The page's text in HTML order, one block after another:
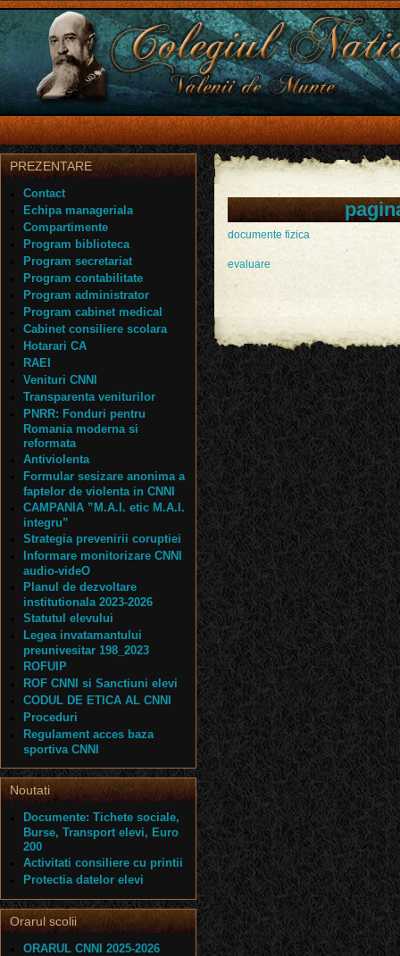
documente fizica
evaluare
PREZENTARE
Contact
Echipa manageriala
Compartimente
Program biblioteca
Program secretariat
Program contabilitate
Program administrator
Program cabinet medical
Cabinet consiliere scolara
Hotarari CA
RAEI
Venituri CNNI
Transparenta veniturilor
PNRR: Fonduri pentru
Romania moderna si
reformata
Antiviolenta
Formular sesizare anonima a
faptelor de violenta in CNNI
CAMPANIA ”M.A.I. etic M.A.I.
integru”
Strategia prevenirii coruptiei
Informare monitorizare CNNI
audio-videO
Planul de dezvoltare
institutionala 2023-2026
Statutul elevului
Legea invatamantului
preunivesitar 198_2023
ROFUIP
ROF CNNI si Sanctiuni elevi
CODUL DE ETICA AL CNNI
Proceduri
Regulament acces baza
sportiva CNNI
Noutati
Documente: Tichete sociale,
Burse, Transport elevi, Euro
200
Activitati consiliere cu printii
Protectia datelor elevi
Orarul scolii
ORARUL CNNI 2025-2026